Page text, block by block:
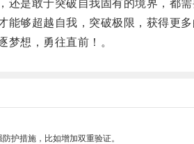
是敢于突破自我固有的境界，都需
够超越自我，突破极限，获得更多
想，勇往直前！。
护措施，比如增加双重验证。